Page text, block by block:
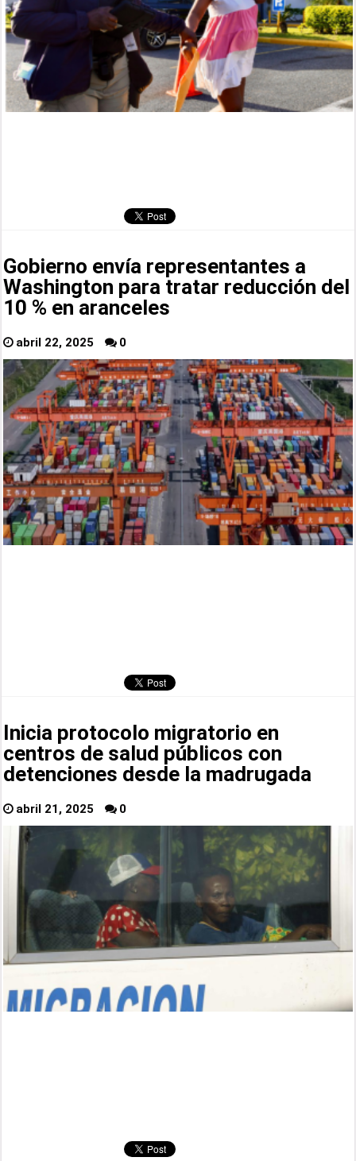
Gobierno envía representantes a
Washington para tratar reducción del
10 % en aranceles
abril 22, 2025 0
Inicia protocolo migratorio en
centros de salud públicos con
detenciones desde la madrugada
abril 21, 2025 0